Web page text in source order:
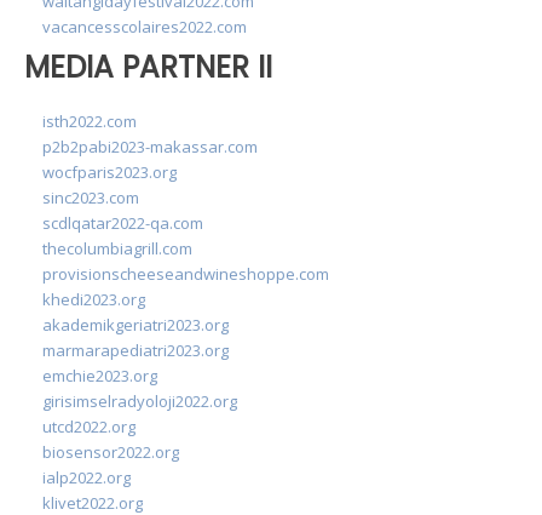
vacancesscolaires2022.com
MEDIA PARTNER II
isth2022.com
p2b2pabi2023-makassar.com
wocfparis2023.org
sinc2023.com
scdlqatar2022-qa.com
thecolumbiagrill.com
provisionscheeseandwineshoppe.com
khedi2023.org
akademikgeriatri2023.org
marmarapediatri2023.org
emchie2023.org
girisimselradyoloji2022.org
utcd2022.org
biosensor2022.org
ialp2022.org
klivet2022.org